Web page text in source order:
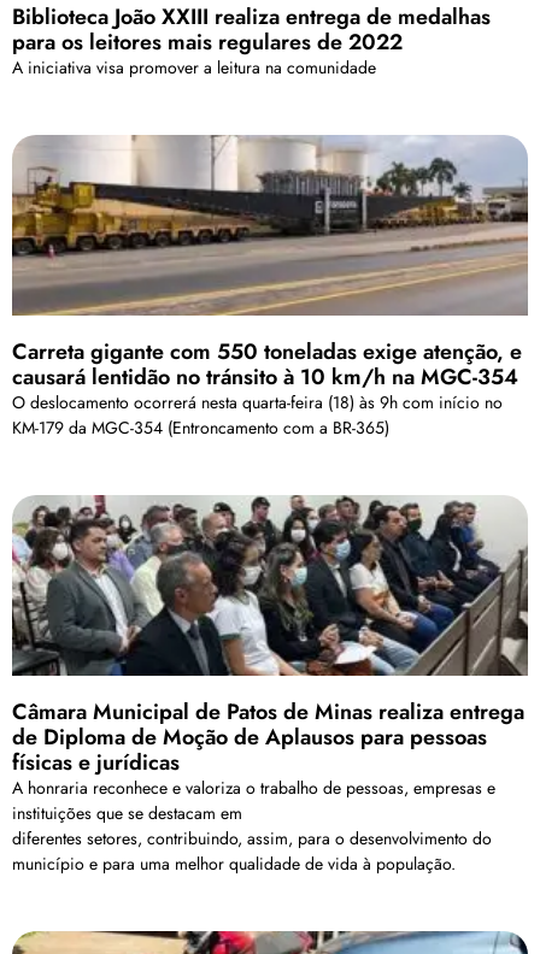
Biblioteca João XXIII realiza entrega de medalhas
para os leitores mais regulares de 2022
A iniciativa visa promover a leitura na comunidade
Carreta gigante com 550 toneladas exige atenção, e
causará lentidão no tránsito à 10 km/h na MGC-354
O deslocamento ocorrerá nesta quarta-feira (18) às 9h com início no
KM-179 da MGC-354 (Entroncamento com a BR-365)
Câmara Municipal de Patos de Minas realiza entrega
de Diploma de Moção de Aplausos para pessoas
físicas e jurídicas
A honraria reconhece e valoriza o trabalho de pessoas, empresas e
instituições que se destacam em
diferentes setores, contribuindo, assim, para o desenvolvimento do
município e para uma melhor qualidade de vida à população.